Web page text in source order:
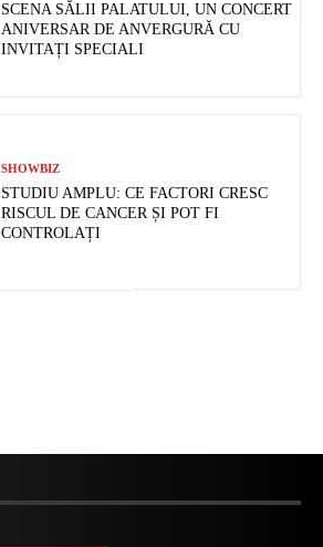
SCENA SĂLII PALATULUI, UN CONCERT
ANIVERSAR DE ANVERGURĂ CU
INVITAȚI SPECIALI
SHOWBIZ
STUDIU AMPLU: CE FACTORI CRESC
RISCUL DE CANCER ȘI POT FI
CONTROLAȚI